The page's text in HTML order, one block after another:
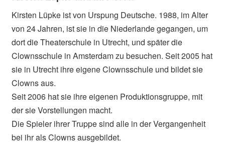
Kirsten Lüpke ist von Urspung Deutsche. 1988, im Alter
von 24 Jahren, ist sie in die Niederlande gegangen, um
dort die Theaterschule in Utrecht, und später die
Clownsschule in Amsterdam zu besuchen. Seit 2005 hat
sie in Utrecht ihre eigene Clownsschule und bildet sie
Clowns aus.
Seit 2006 hat sie ihre eigenen Produktionsgruppe, mit
der sie Vorstellungen macht.
Die Spieler ihrer Truppe sind alle in der Vergangenheit
bei ihr als Clowns ausgebildet.